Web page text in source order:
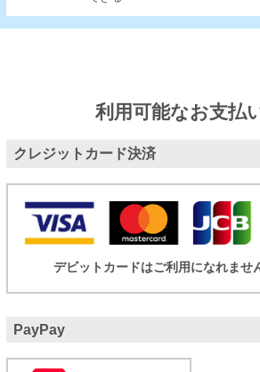
利用可能なお支払
クレジットカード決済
デビットカードはご利用になれませ
PayPay